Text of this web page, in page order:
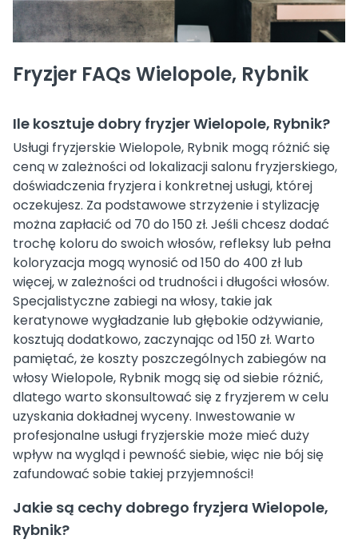
Fryzjer FAQs Wielopole, Rybnik
Ile kosztuje dobry fryzjer Wielopole, Rybnik?
Usługi fryzjerskie Wielopole, Rybnik mogą różnić się
ceną w zależności od lokalizacji salonu fryzjerskiego,
doświadczenia fryzjera i konkretnej usługi, której
oczekujesz. Za podstawowe strzyżenie i stylizację
można zapłacić od 70 do 150 zł. Jeśli chcesz dodać
trochę koloru do swoich włosów, refleksy lub pełna
koloryzacja mogą wynosić od 150 do 400 zł lub
więcej, w zależności od trudności i długości włosów.
Specjalistyczne zabiegi na włosy, takie jak
keratynowe wygładzanie lub głębokie odżywianie,
kosztują dodatkowo, zaczynając od 150 zł. Warto
pamiętać, że koszty poszczególnych zabiegów na
włosy Wielopole, Rybnik mogą się od siebie różnić,
dlatego warto skonsultować się z fryzjerem w celu
uzyskania dokładnej wyceny. Inwestowanie w
profesjonalne usługi fryzjerskie może mieć duży
wpływ na wygląd i pewność siebie, więc nie bój się
zafundować sobie takiej przyjemności!
Jakie są cechy dobrego fryzjera Wielopole,
Rybnik?